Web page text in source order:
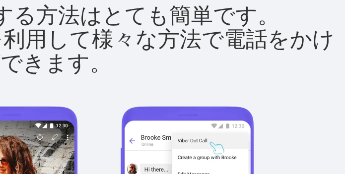
方法はとても簡単です。
用して様々な方法で電話をかけ
きます。